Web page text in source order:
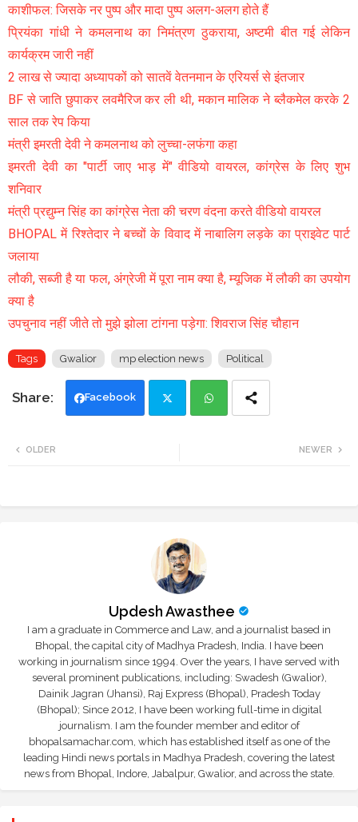
काशीफल: जिसके नर पुष्प और मादा पुष्प अलग-अलग होते हैं
प्रियंका गांधी ने कमलनाथ का निमंत्रण ठुकराया, अष्टमी बीत गई लेकिन
कार्यक्रम जारी नहीं
2 लाख से ज्यादा अध्यापकों को सातवें वेतनमान के एरियर्स से इंतजार
BF से जाति छुपाकर लवमैरिज कर ली थी, मकान मालिक ने ब्लैकमेल करके 2
साल तक रेप किया
मंत्री इमरती देवी ने कमलनाथ को लुच्चा-लफंगा कहा
इमरती देवी का "पार्टी जाए भाड़ में" वीडियो वायरल, कांग्रेस के लिए शुभ
शनिवार
मंत्री प्रद्युम्न सिंह का कांग्रेस नेता की चरण वंदना करते वीडियो वायरल
BHOPAL में रिश्तेदार ने बच्चों के विवाद में नाबालिग लड़के का प्राइवेट पार्ट
जलाया
लौकी, सब्जी है या फल, अंग्रेजी में पूरा नाम क्या है, म्यूजिक में लौकी का उपयोग
क्या है
उपचुनाव नहीं जीते तो मुझे झोला टांगना पड़ेगा: शिवराज सिंह चौहान
Tags Gwalior mp election news Political
Facebook
NEWER
OLDER
Updesh Awasthee
I am a graduate in Commerce and Law, and a journalist based in
Bhopal, the capital city of Madhya Pradesh, India. I have been
working in journalism since 1994. Over the years, I have served with
several prominent publications, including: Swadesh (Gwalior),
Dainik Jagran (Jhansi), Raj Express (Bhopal), Pradesh Today
(Bhopal); Since 2012, I have been working full-time in digital
journalism. I am the founder member and editor of
bhopalsamachar.com, which has established itself as one of the
leading Hindi news portals in Madhya Pradesh, covering the latest
news from Bhopal, Indore, Jabalpur, Gwalior, and across the state.